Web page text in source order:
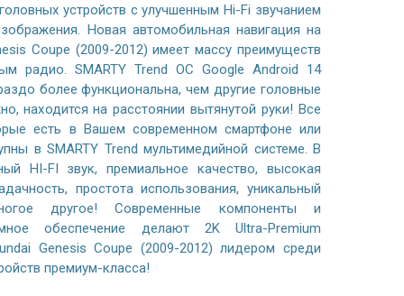
устройств с улучшенным Hi-Fi звучанием
Новая автомобильная навигация на
Coupe (2009-2012) имеет массу преимуществ
радио. SMARTY Trend ОС Google Android 14
более функциональна, чем другие головные
находится на расстоянии вытянутой руки! Все
есть в Вашем современном смартфоне или
в SMARTY Trend мультимедийной системе. В
HI-FI звук, премиальное качество, высокая
простота использования, уникальный
другое! Современные компоненты и
обеспечение делают 2K Ultra-Premium
Genesis Coupe (2009-2012) лидером среди
премиум-класса!